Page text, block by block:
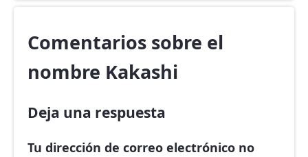
Comentarios sobre el
nombre Kakashi
Deja una respuesta
Tu dirección de correo electrónico no